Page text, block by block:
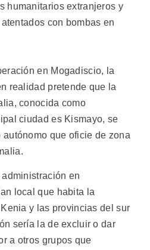
humanitarios extranjeros y
con bombas en
en Mogadiscio, la
realidad pretende que la
conocida como
ciudad es Kismayo, se
que oficie de zona
en
local que habita la
y las provincias del sur
sería la de excluir o dar
a otros grupos que